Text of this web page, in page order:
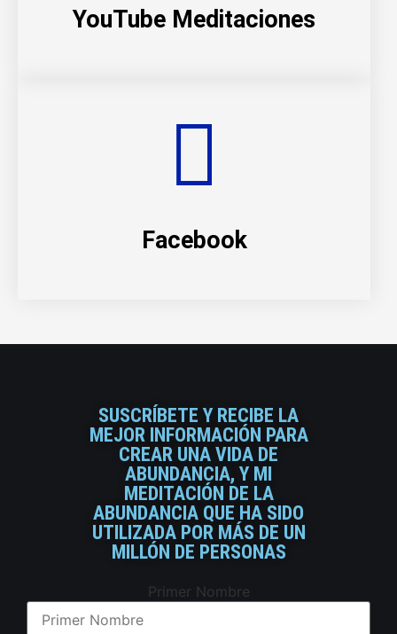
YouTube Meditaciones
Facebook
SUSCRÍBETE Y RECIBE LA
MEJOR INFORMACIÓN PARA
CREAR UNA VIDA DE
ABUNDANCIA, Y MI
MEDITACIÓN DE LA
ABUNDANCIA QUE HA SIDO
UTILIZADA POR MÁS DE UN
MILLÓN DE PERSONAS
Primer Nombre